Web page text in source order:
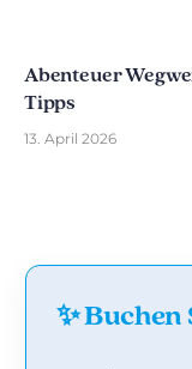
Abenteuer
Tipps
13. April 2026
✨